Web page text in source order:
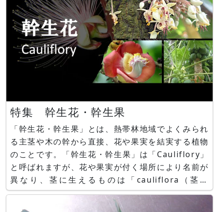
特集 幹生花・幹生果
「幹生花・幹生果」とは、熱帯林地域でよくみられ
る主茎や木の幹から直接、花や果実を結実する植物
のことです。「幹生花・幹生果」は「Cauliflory」
と呼ばれますが、花や果実が付く場所により名前が
異なり、茎に生えるものは「cauliflora（茎生
の）」、主幹にのみ結果するものは
「trunciflora（幹生の）」、太い幹にのみ結果す